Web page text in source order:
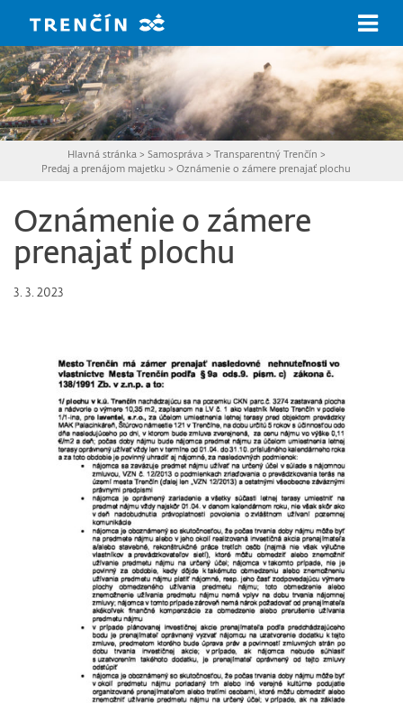
Hlavná stránka > Samospráva > Transparentný Trenčín >
Predaj a prenájom majetku >Oznámenie o zámere prenajať plochu
Oznámenie o zámere
prenajať plochu
3. 3. 2023